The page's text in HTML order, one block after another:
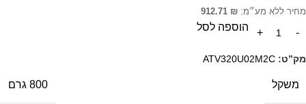
מחיר ללא מע״מ: 912.71 ₪
הוספה לסל
מק”ט: ATV320U02M2C
משקל 800 גרם